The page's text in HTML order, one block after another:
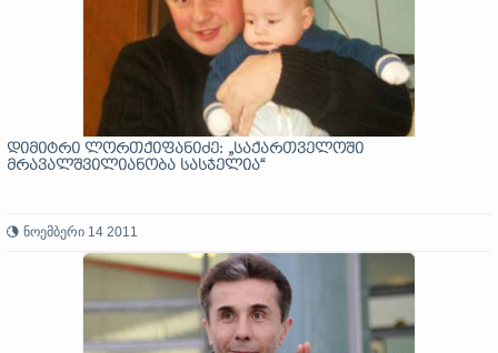
დიმიტრი ლორთქიფანიძე: „საქართველოში
მრავალშვილიანობა სასჯელია“
ნოემბერი 14 2011